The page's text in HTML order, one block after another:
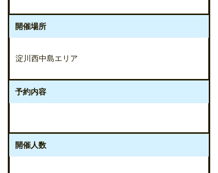
開催場所
淀川西中島エリア
予約内容
開催人数